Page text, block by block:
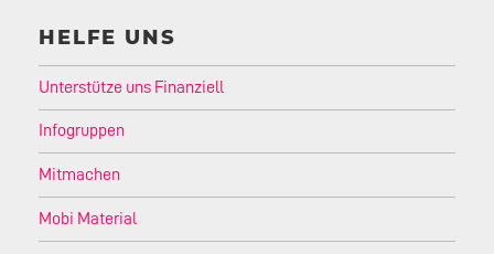
HELFE UNS
Unterstütze uns Finanziell
Infogruppen
Mitmachen
Mobi Material